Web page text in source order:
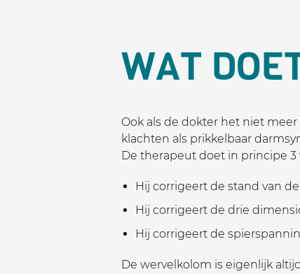
WAT
Ook als de dokter het niet
klachten als prikkelbaar
De therapeut doet in principe
Hij corrigeert de stand van
Hij corrigeert de drie
Hij corrigeert de
De wervelkolom is eigenlijk